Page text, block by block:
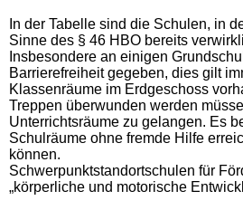
In der Tabelle sind die Schulen, in
Sinne des § 46 HBO bereits
Insbesondere an einigen
Barrierefreiheit gegeben, dies gilt
Klassenräume im Erdgeschoss
Treppen überwunden werden
Unterrichtsräume zu gelangen. Es
Schulräume ohne fremde Hilfe
können.
Schwerpunktstandortschulen für
„körperliche und motorische